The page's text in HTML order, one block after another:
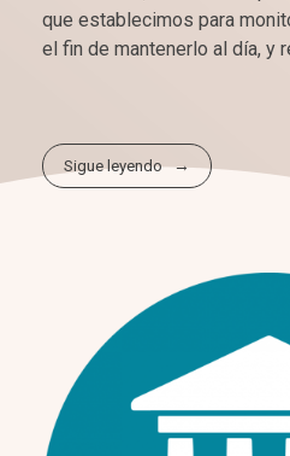
que establecimos para
el fin de mantenerlo al día, y
Sigue leyendo